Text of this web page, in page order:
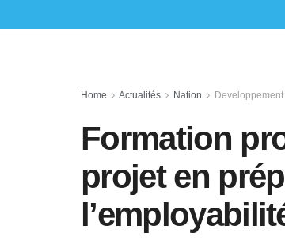
Home Actualités Nation
Formation
projet en